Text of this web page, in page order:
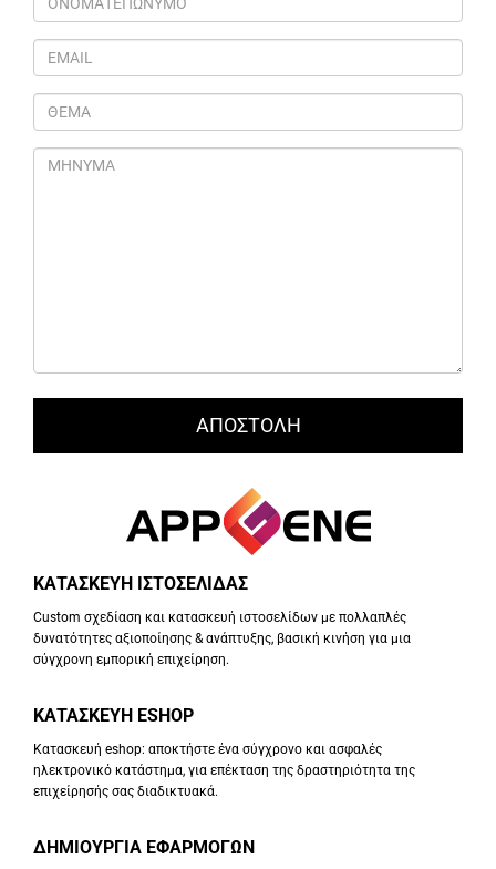
ΚΑΤΑΣΚΕΥΗ ΙΣΤΟΣΕΛΙΔΑΣ
Custom σχεδίαση και κατασκευή ιστοσελίδων με πολλαπλές
δυνατότητες αξιοποίησης & ανάπτυξης, βασική κινήση για μια
σύγχρονη εμπορική επιχείρηση.
ΚΑΤΑΣΚΕΥΗ ESHOP
Κατασκευή eshop: αποκτήστε ένα σύγχρονο και ασφαλές
ηλεκτρονικό κατάστημα, για επέκταση της δραστηριότητα της
επιχείρησής σας διαδικτυακά.
ΔΗΜΙΟΥΡΓΙΑ ΕΦΑΡΜΟΓΩΝ